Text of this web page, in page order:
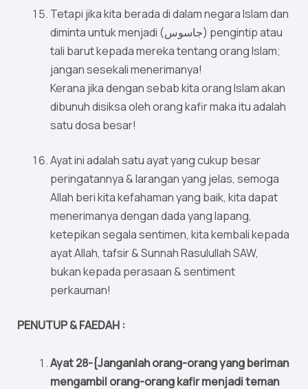
Tetapi jika kita berada di dalam negara Islam dan
diminta untuk menjadi (جاسوس) pengintip atau
tali barut kepada mereka tentang orang Islam;
jangan sesekali menerimanya!
Kerana jika dengan sebab kita orang Islam akan
dibunuh disiksa oleh orang kafir maka itu adalah
satu dosa besar!
Ayat ini adalah satu ayat yang cukup besar
peringatannya & larangan yang jelas, semoga
Allah beri kita kefahaman yang baik, kita dapat
menerimanya dengan dada yang lapang,
ketepikan segala sentimen, kita kembali kepada
ayat Allah, tafsir & Sunnah Rasulullah SAW,
bukan kepada perasaan & sentiment
perkauman!
PENUTUP & FAEDAH :
Ayat 28-{Janganlah orang-orang yang beriman
mengambil orang-orang kafir menjadi teman